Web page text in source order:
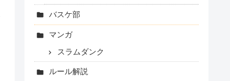
バスケ部
マンガ
スラムダンク
ルール解説